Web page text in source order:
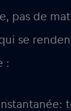
pas de
se
:
: